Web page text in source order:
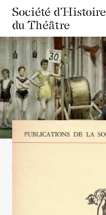
Société d'Histoire
du Théâtre